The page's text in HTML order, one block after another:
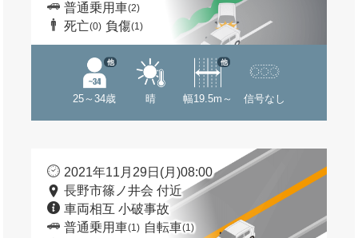
普通乗用車(2)
死亡(0) 負傷(1)
25～34歳
他
晴 幅19.5m～
他
信号なし
2021年11月29日(月)08:00
長野市篠ノ井会 付近
車両相互 小破事故
普通乗用車(1) 自転車(1)